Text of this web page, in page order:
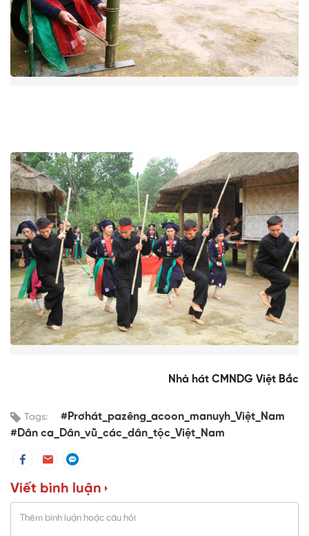
Nhà hát CMNDG Việt Bắc
Tags:
#Prơhát_pazêng_acoon_manuyh_Việt_Nam
#Dân ca_Dân_vũ_các_dân_tộc_Việt_Nam
Viết bình luận